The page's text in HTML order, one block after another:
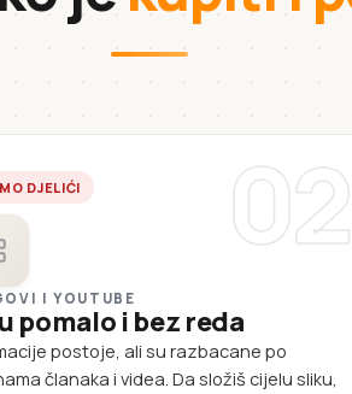
02
DJELIĆI
I YOUTUBE
pomalo i bez reda
postoje, ali su razbacane po
članaka i videa. Da složiš cijelu sliku,